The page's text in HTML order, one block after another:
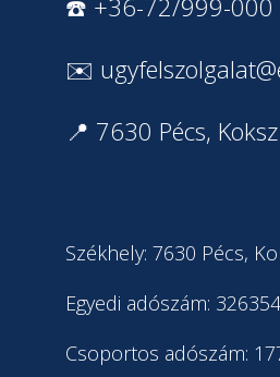
☎️ +36-72/999-000
✉️
📍 7630 Pécs,
Székhely: 7630 Pécs,
Egyedi adószám:
Csoportos adószám: